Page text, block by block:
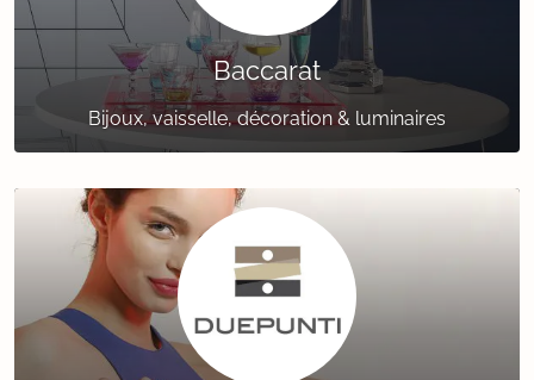
Baccarat
Bijoux, vaisselle, décoration & luminaires